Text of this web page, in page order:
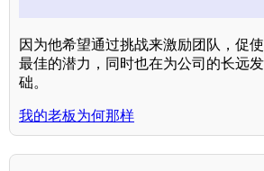
因为他希望通过挑战来激励团队，促
最佳的潜力，同时也在为公司的长远
础。
我的老板为何那样